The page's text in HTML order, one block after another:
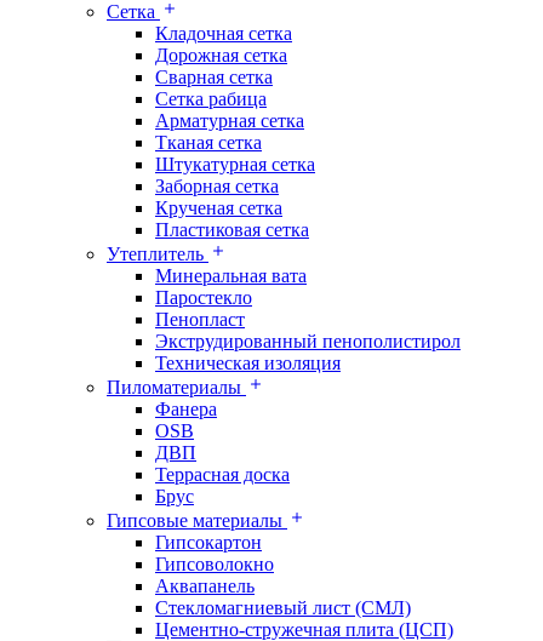
Сетка
Кладочная сетка
Дорожная сетка
Сварная сетка
Сетка рабица
Арматурная сетка
Тканая сетка
Штукатурная сетка
Заборная сетка
Крученая сетка
Пластиковая сетка
Утеплитель
Минеральная вата
Паростекло
Пенопласт
Экструдированный пенополистирол
Техническая изоляция
Пиломатериалы
Фанера
OSB
ДВП
Террасная доска
Брус
Гипсовые материалы
Гипсокартон
Гипсоволокно
Аквапанель
Стекломагниевый лист (СМЛ)
Цементно-стружечная плита (ЦСП)